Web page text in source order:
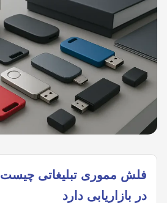
فلش مموری تبلیغاتی
در بازاریابی دارد